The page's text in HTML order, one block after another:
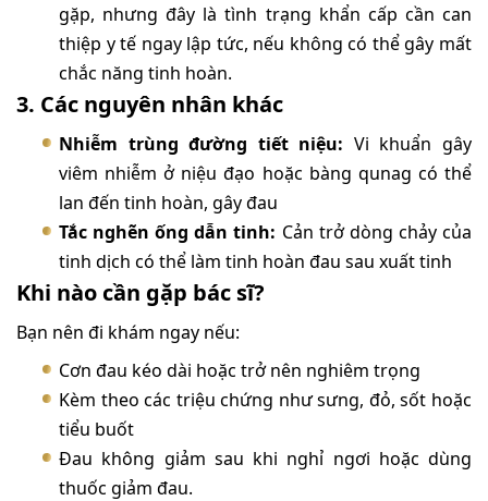
gặp, nhưng đây là tình trạng khẩn cấp cần can
thiệp y tế ngay lập tức, nếu không có thể gây mất
chắc năng tinh hoàn.
3. Các nguyên nhân khác
Nhiễm trùng đường tiết niệu: Vi khuẩn gây
viêm nhiễm ở niệu đạo hoặc bàng qunag có thể
lan đến tinh hoàn, gây đau
Tắc nghẽn ống dẫn tinh: Cản trở dòng chảy của
tinh dịch có thể làm tinh hoàn đau sau xuất tinh
Khi nào cần gặp bác sĩ?
Bạn nên đi khám ngay nếu:
Cơn đau kéo dài hoặc trở nên nghiêm trọng
Kèm theo các triệu chứng như sưng, đỏ, sốt hoặc
tiểu buốt
Đau không giảm sau khi nghỉ ngơi hoặc dùng
thuốc giảm đau.